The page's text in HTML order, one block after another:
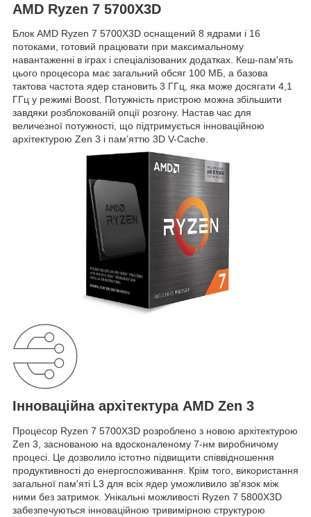
AMD Ryzen 7 5700X3D
Блок AMD Ryzen 7 5700X3D оснащений 8 ядрами і 16
потоками, готовий працювати при максимальному
навантаженні в іграх і спеціалізованих додатках. Кеш-пам'ять
цього процесора має загальний обсяг 100 МБ, а базова
тактова частота ядер становить 3 ГГц, яка може досягати 4,1
ГГц у режимі Boost. Потужність пристрою можна збільшити
завдяки розблокованій опції розгону. Настав час для
величезної потужності, що підтримується інноваційною
архітектурою Zen 3 і пам’яттю 3D V-Cache.
Інноваційна архітектура AMD Zen 3
Процесор Ryzen 7 5700X3D розроблено з новою архітектурою
Zen 3, заснованою на вдосконаленому 7-нм виробничому
процесі. Це дозволило істотно підвищити співвідношення
продуктивності до енергоспоживання. Крім того, використання
загальної пам'яті L3 для всіх ядер уможливило зв'язок між
ними без затримок. Унікальні можливості Ryzen 7 5800X3D
забезпечуються інноваційною тривимірною структурою